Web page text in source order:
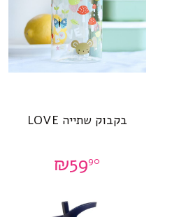
בקבוק שתייה LOVE
₪5990